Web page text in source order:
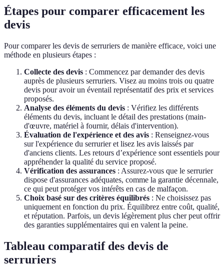
Étapes pour comparer efficacement les
devis
Pour comparer les devis de serruriers de manière efficace, voici une
méthode en plusieurs étapes :
Collecte des devis : Commencez par demander des devis
auprès de plusieurs serruriers. Visez au moins trois ou quatre
devis pour avoir un éventail représentatif des prix et services
proposés.
Analyse des éléments du devis : Vérifiez les différents
éléments du devis, incluant le détail des prestations (main-
d'œuvre, matériel à fournir, délais d'intervention).
Évaluation de l'expérience et des avis : Renseignez-vous
sur l'expérience du serrurier et lisez les avis laissés par
d'anciens clients. Les retours d’expérience sont essentiels pour
appréhender la qualité du service proposé.
Vérification des assurances : Assurez-vous que le serrurier
dispose d'assurances adéquates, comme la garantie décennale,
ce qui peut protéger vos intérêts en cas de malfaçon.
Choix basé sur des critères équilibrés : Ne choisissez pas
uniquement en fonction du prix. Équilibrez entre coût, qualité,
et réputation. Parfois, un devis légèrement plus cher peut offrir
des garanties supplémentaires qui en valent la peine.
Tableau comparatif des devis de
serruriers